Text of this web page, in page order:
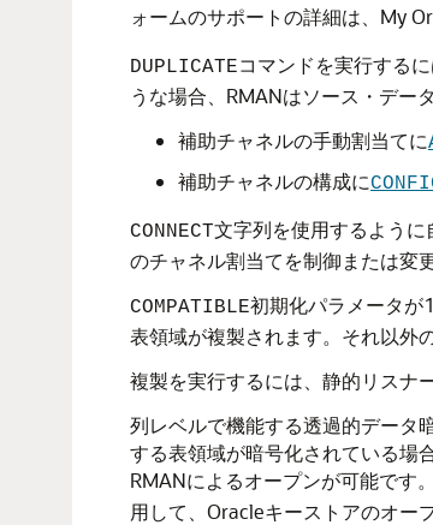
ォームのサポートの詳細は、My
DUPLICATEコマンドを実行する
うな場合、RMANはソース・デー
補助チャネルの手動割当てに
補助チャネルの構成に
CONNECT文字列を使用するよう
のチャネル割当てを制御または変
COMPATIBLE初期化パラメータが
表領域が複製されます。それ以外
複製を実行するには、静的リスナ
列レベルで機能する透過的データ
する表領域が暗号化されている場
RMANによるオープンが可能です
用して、Oracleキーストアのオー